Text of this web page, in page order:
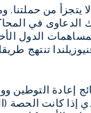
يتجزأ من
الدعاوى في
الدول
تنتهج
إعادة التوطين
كانت الحصة